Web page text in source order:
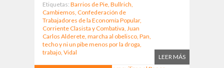
LEER MÁS
Etiquetas: Barrios de Pie, Bullrich,
Cambiemos, Confederación de
Trabajadores de la Economía Popular,
Corriente Clasista y Combativa, Juan
Carlos Alderete, marcha al obelisco, Pan,
techo y ni un pibe menos por la droga,
trabajo, Vidal